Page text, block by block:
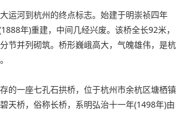
运河到杭州的终点标志。始建于明崇祯四年
年)重建，中间几经兴废。该桥全长92米，
节并列砌筑。桥形巍峨高大，气魄雄伟，是杭
的一座七孔石拱桥，位于杭州市余杭区塘栖镇
天桥，俗称长桥，系明弘治十一年(1498年)由